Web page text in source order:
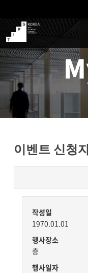
TIPS
이벤트 신청
작성일
1970.01.01
행사장소
층
행사일자